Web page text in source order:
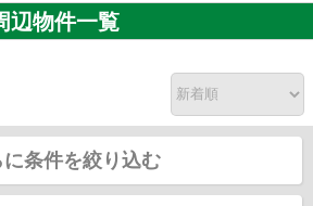
辺物件一覧
に条件を絞り込む